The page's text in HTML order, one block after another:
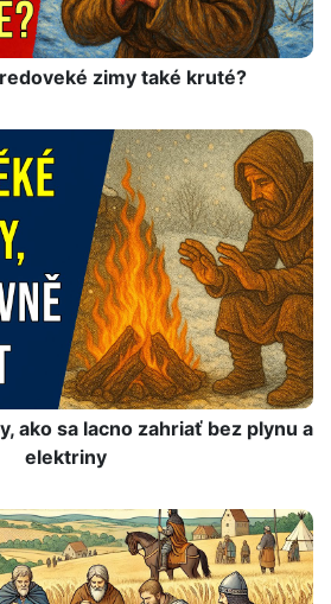
zimy také kruté?
ako sa lacno zahriať bez plynu a
elektriny